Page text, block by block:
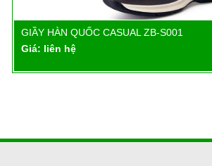
Chi tiết
GIẦY HÀN QUỐC CASUAL ZB-S001
Giá: liên hệ